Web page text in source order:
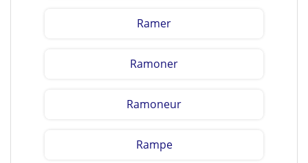
Ramer
Ramoner
Ramoneur
Rampe